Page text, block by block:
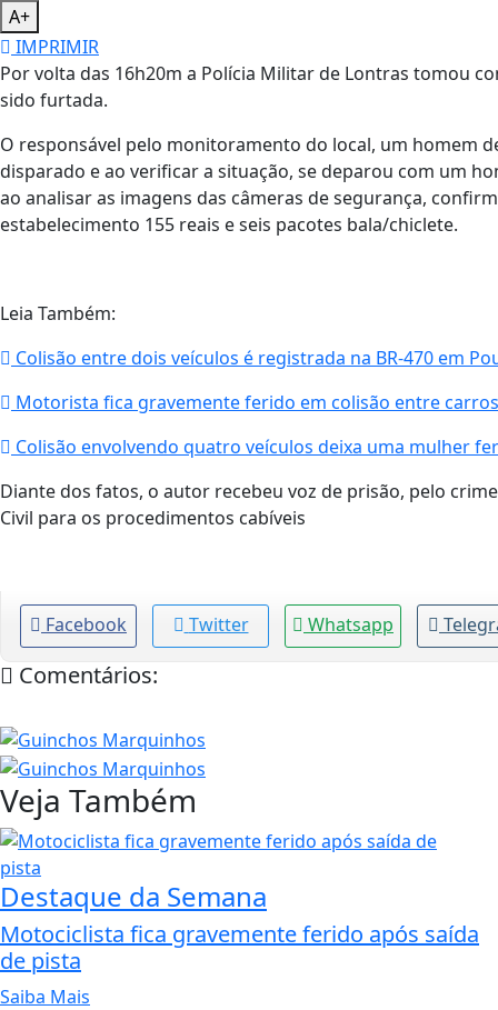
A+
IMPRIMIR
Por volta das 16h20m a Polícia Militar de Lontras tomou
sido furtada.
O responsável pelo monitoramento do local, um homem
disparado e ao verificar a situação, se deparou com um
ao analisar as imagens das câmeras de segurança,
estabelecimento 155 reais e seis pacotes bala/chiclete.
Leia Também:
Colisão entre dois veículos é registrada na BR-470 em
Motorista fica gravemente ferido em colisão entre
Colisão envolvendo quatro veículos deixa uma mulher
Diante dos fatos, o autor recebeu voz de prisão, pelo
Civil para os procedimentos cabíveis
Facebook Twitter Whatsapp
Comentários:
Veja Também
Destaque da Semana
Motociclista fica gravemente ferido após saída
de pista
Saiba Mais